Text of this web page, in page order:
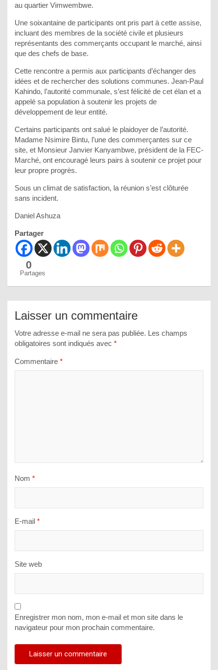
au quartier Vimwembwe.
Une soixantaine de participants ont pris part à cette assise,
incluant des membres de la société civile et plusieurs
représentants des commerçants occupant le marché, ainsi
que des chefs de base.
Cette rencontre a permis aux participants d’échanger des
idées et de rechercher des solutions communes. Jean-Paul
Kahindo, l’autorité communale, s’est félicité de cet élan et a
appelé sa population à soutenir les projets de
développement de leur entité.
Certains participants ont salué le plaidoyer de l’autorité.
Madame Nsimire Bintu, l’une des commerçantes sur ce
site, et Monsieur Janvier Kanyambwe, président de la FEC-
Marché, ont encouragé leurs pairs à soutenir ce projet pour
leur propre progrès.
Sous un climat de satisfaction, la réunion s’est clôturée
sans incident.
Daniel Ashuza
Partager
0
Partages
Laisser un commentaire
Votre adresse e-mail ne sera pas publiée. Les champs
obligatoires sont indiqués avec *
Commentaire *
Nom *
E-mail *
Site web
Enregistrer mon nom, mon e-mail et mon site dans le
navigateur pour mon prochain commentaire.